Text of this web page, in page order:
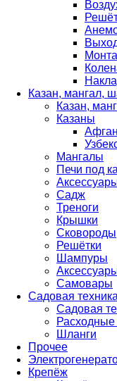
Казан, мангал,
Казан,
Казаны
Мангалы
Печи под
Садж
Треноги
Крышки
Сковороды
Решётки
Шампуры
Самовары
Садовая техника
Садовая
Шланги
Прочее
Крепёж